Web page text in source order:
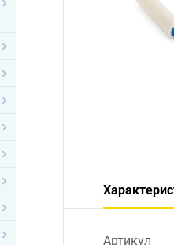
Артикул